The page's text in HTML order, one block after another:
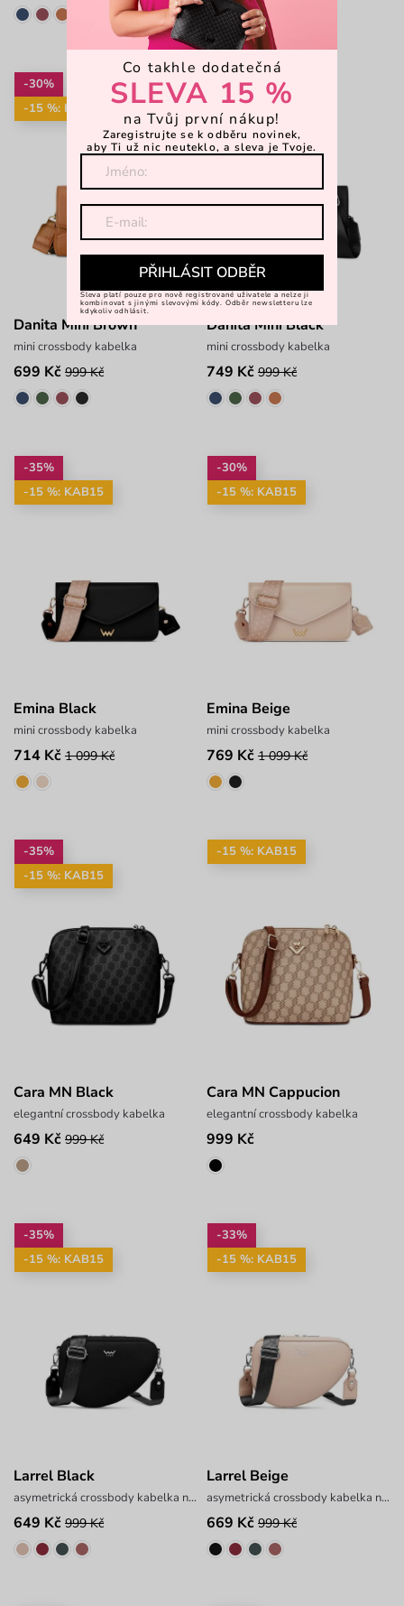
-30%
-15 %: KAB15
Danita Mini Brown
mini crossbody kabelka
699 Kč 999 Kč
-25%
-15 %: KAB15
Danita Mini Black
mini crossbody kabelka
749 Kč 999 Kč
-35%
-15 %: KAB15
Emina Black
mini crossbody kabelka
714 Kč 1 099 Kč
-30%
-15 %: KAB15
Emina Beige
mini crossbody kabelka
769 Kč 1 099 Kč
-35%
-15 %: KAB15
Cara MN Black
elegantní crossbody kabelka
649 Kč 999 Kč
-15 %: KAB15
Cara MN Cappucion
elegantní crossbody kabelka
999 Kč
-35%
-15 %: KAB15
Larrel Black
asymetrická crossbody kabelka na zip
649 Kč 999 Kč
-33%
-15 %: KAB15
Larrel Beige
asymetrická crossbody kabelka na zip
669 Kč 999 Kč
Co takhle dodatečná
SLEVA 15 %
na Tvůj první nákup!
Zaregistrujte se k odběru novinek,
aby Ti už nic neuteklo, a sleva je Tvoje.
PŘIHLÁSIT ODBĚR
Sleva platí pouze pro nově registrované uživatele a nelze ji
kombinovat s jinými slevovými kódy. Odběr newsletteru lze
kdykoliv odhlásit.